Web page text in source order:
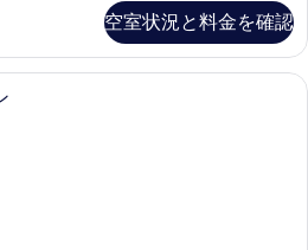
空室状況と料金を確認
エーゲ スタンダードツイン | セーフ